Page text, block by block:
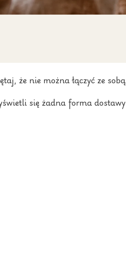
że nie można łączyć ze
się żadna forma